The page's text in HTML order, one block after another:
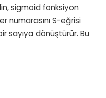
sigmoid fonksiyon
numarasını S-eğrisi
sayıya dönüştürür. Bu